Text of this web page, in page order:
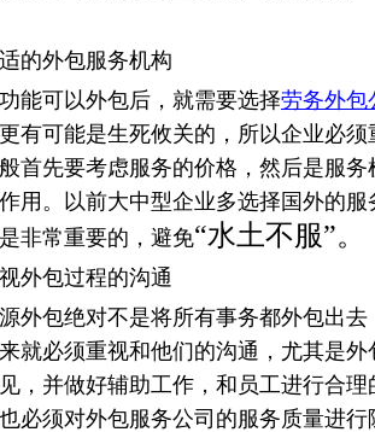
的外包服务机构
可以外包后，就需要选择劳务外包
有可能是生死攸关的，所以企业必
首先要考虑服务的价格，然后是服
用。以前大中型企业多选择国外的
非常重要的，避免“水土不服”。
外包过程的沟通
包绝对不是将所有事务都外包出去
就必须重视和他们的沟通，尤其是
，并做好辅助工作，和员工进行合
必须对外包服务公司的服务质量进